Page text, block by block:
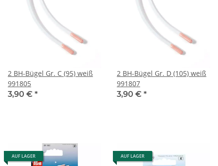
2 BH-Bügel Gr. C (95) weiß
991805
3,90 € *
2 BH-Bügel Gr. D (105) weiß
991807
3,90 € *
AUF LAGER AUF LAGER